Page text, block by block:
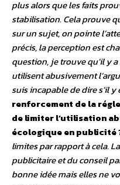
plus alors que les faits
stabilisation. Cela prouve
sur un sujet, on pointe
précis, la perception est
question, je trouve qu’il y
utilisent abusivement
suis incapable de dire s’il
renforcement de la
de limiter l’utilisation
écologique en publicité
limites par rapport à cela.
publicitaire et du conseil
bonne idée mais elles ne